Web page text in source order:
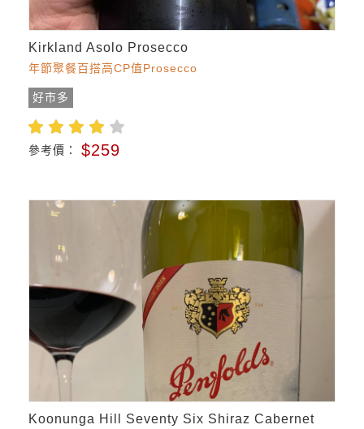
Kirkland Asolo Prosecco
年節聚餐百搭高CP值Prosecco
好市多
參考價： $259
Koonunga Hill Seventy Six Shiraz Cabernet